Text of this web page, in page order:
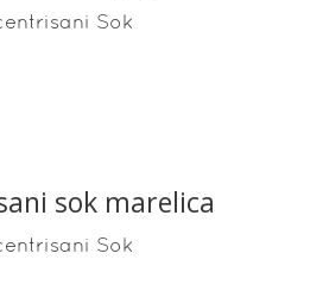
Sok
MORE
sok marelica
Sok